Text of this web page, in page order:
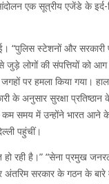
एक सूत्रीय एजेंडे के इर्द-
“पुलिस स्टेशनों और
लोगों की संपत्तियों को
पर हमला किया गया।
के अनुसार सुरक्षा
समय में उन्होंने भारत आने के
पहुंचीं।
हो रही है।” “सेना प्रमुख
अंतरिम सरकार के गठन के